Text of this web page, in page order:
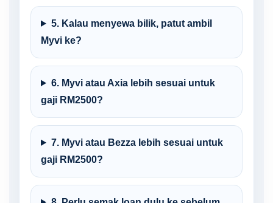
5. Kalau menyewa bilik, patut ambil
Myvi ke?
6. Myvi atau Axia lebih sesuai untuk
gaji RM2500?
7. Myvi atau Bezza lebih sesuai untuk
gaji RM2500?